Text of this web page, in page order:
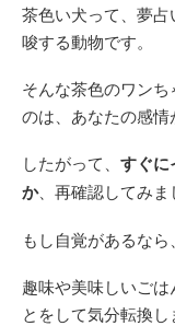
茶色い犬って、夢
唆する動物です。
そんな茶色のワン
のは、あなたの感情
したがって、 すぐに
か、再確認してみま
もし自覚があるなら
趣味や美味しいご
とをして気分転換し